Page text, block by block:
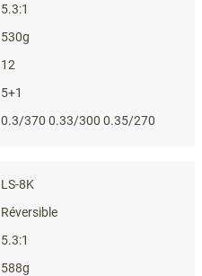
5.3:1
530g
12
5+1
0.3/370 0.33/300 0.35/270
LS-8K
Réversible
5.3:1
588g